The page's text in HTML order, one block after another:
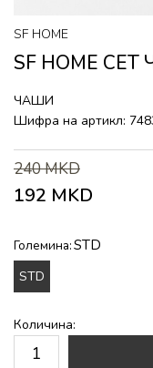
SF HOME
SF HOME
ЧАШИ
Шифра на артикл:
240MKD
192 MKD
Големина:STD
STD
Количина: